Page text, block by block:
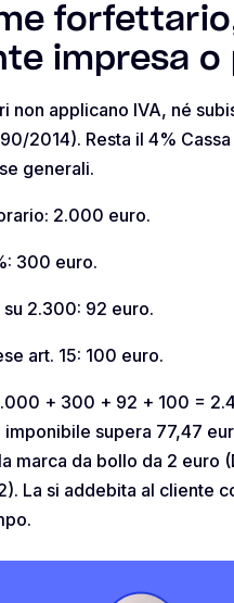
impresa o
non applicano IVA, né
2014). Resta il 4%
generali.
2.000 euro.
300 euro.
2.300: 92 euro.
art. 15: 100 euro.
+ 300 + 92 + 100 =
imponibile supera 77,47
marca da bollo da 2 euro
La si addebita al cliente